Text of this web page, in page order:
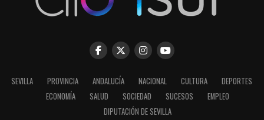
SEVILLA PROVINCIA ANDALUCÍA NACIONAL CULTURA
DEPORTES
ECONOMÍA
SALUD SOCIEDAD SUCESOS
EMPLEO
DIPUTACIÓN DE SEVILLA